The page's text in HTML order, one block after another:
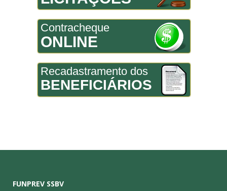
Contracheque
ONLINE
Recadastramento dos
BENEFICIÁRIOS
FUNPREV SSBV